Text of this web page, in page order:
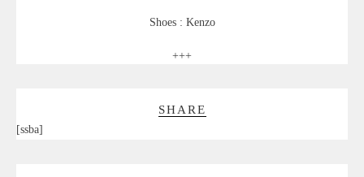
Shoes : Kenzo
+++
SHARE
[ssba]